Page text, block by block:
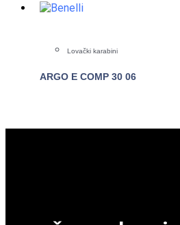
Lovački karabini
ARGO E COMP 30 06